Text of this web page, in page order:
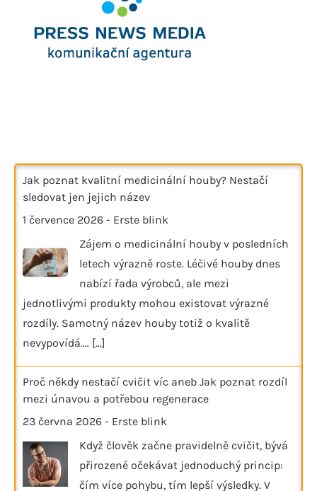
Jak poznat kvalitní medicinální houby? Nestačí
sledovat jen jejich název
1 července 2026 - Erste blink
Zájem o medicinální houby v posledních
letech výrazně roste. Léčivé houby dnes
nabízí řada výrobců, ale mezi
jednotlivými produkty mohou existovat výrazné
rozdíly. Samotný název houby totiž o kvalitě
nevypovídá.… [...]
Proč někdy nestačí cvičit víc aneb Jak poznat rozdíl
mezi únavou a potřebou regenerace
23 června 2026 - Erste blink
Když člověk začne pravidelně cvičit, bývá
přirozené očekávat jednoduchý princip:
čím více pohybu, tím lepší výsledky. V